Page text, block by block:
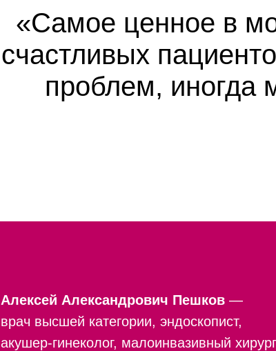
«Самое ценное в
счастливых
проблем, иногда
Алексей Александрович Пешков —
врач высшей категории, эндоскопист,
акушер-гинеколог, малоинвазивный хирург